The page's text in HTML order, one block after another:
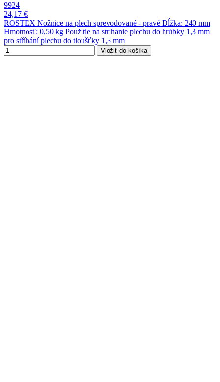
9924
24,17 €
ROSTEX Nožnice na plech sprevodované - pravé Dĺžka: 240 mm
Hmotnosť: 0,50 kg Použitie na strihanie plechu do hrúbky 1,3 mm
pro stříhání plechu do tloušťky 1,3 mm
Vložiť do košíka